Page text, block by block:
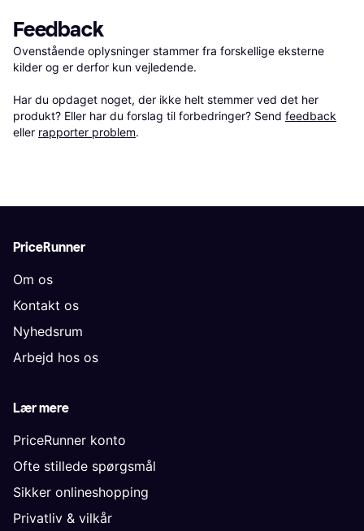
Feedback
Ovenstående oplysninger stammer fra forskellige eksterne
kilder og er derfor kun vejledende.
Har du opdaget noget, der ikke helt stemmer ved det her
produkt? Eller har du forslag til forbedringer? Send feedback
eller rapporter problem.
PriceRunner
Om os
Kontakt os
Nyhedsrum
Arbejd hos os
Lær mere
PriceRunner konto
Ofte stillede spørgsmål
Sikker onlineshopping
Privatliv & vilkår